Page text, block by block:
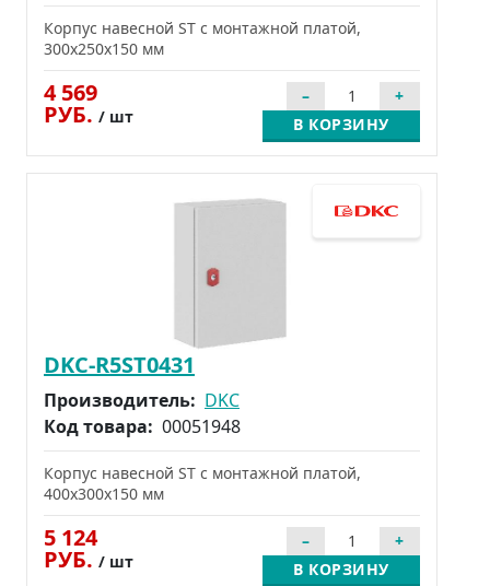
Корпус навесной ST с монтажной платой,
300x250x150 мм
4 569
РУБ. / шт В КОРЗИНУ
DKC-R5ST0431
Производитель: DKC
Код товара: 00051948
Корпус навесной ST с монтажной платой,
400x300x150 мм
5 124
РУБ. / шт В КОРЗИНУ